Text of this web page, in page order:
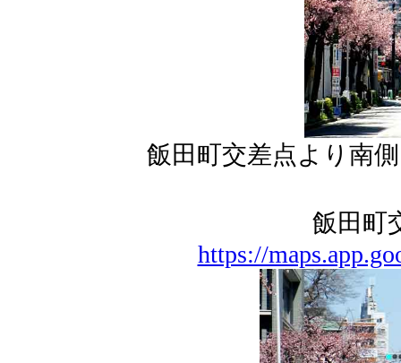
飯田町交差点より南
飯田町
https://